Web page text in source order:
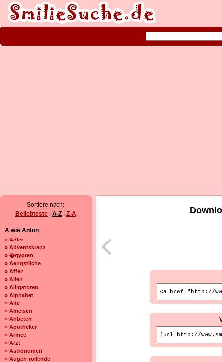
Sortiere nach:
Beliebteste
A-Z Z-A
A wie Anton
» Adler
» Adventskranz
» �gypten
» Aengstliche
» Affen
» Alien
» Alligatoren
» Alphabet
» Alte
» Ameisen
» Anbeten
» Apotheker
» Armee
» Arzt
» Astronomen
» Augen-rollende